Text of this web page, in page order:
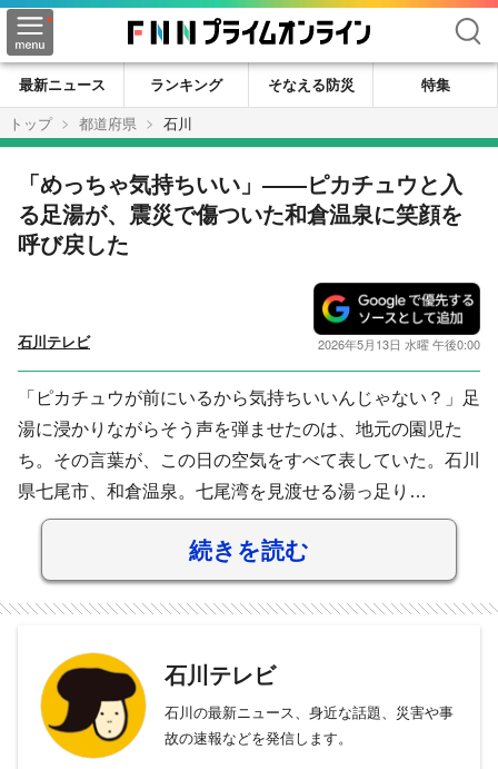
検索
最新ニュース ランキング そなえる防災
特集
トップ
都道府県 石川
「めっちゃ気持ちいい」——ピカチュウと入
る足湯が、震災で傷ついた和倉温泉に笑顔を
呼び戻した
石川テレビ 2026年5月13日 水曜 午後0:00
「ピカチュウが前にいるから気持ちいいんじゃない？」足
湯に浸かりながらそう声を弾ませたのは、地元の園児た
ち。その言葉が、この日の空気をすべて表していた。石川
県七尾市、和倉温泉。七尾湾を見渡せる湯っ足り…
続きを読む
石川テレビ
石川の最新ニュース、身近な話題、災害や事
故の速報などを発信します。